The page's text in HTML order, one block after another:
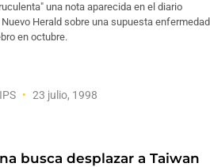
una nota aparecida en el diario
Herald sobre una supuesta enfermedad
en octubre.
23 julio, 1998
busca desplazar a Taiwan